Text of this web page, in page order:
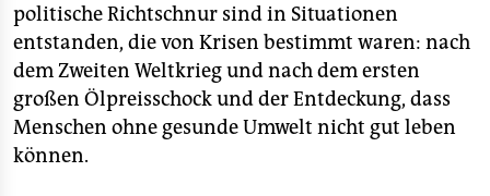
politische Richtschnur sind in Situationen
entstanden, die von Krisen bestimmt waren: nach
dem Zweiten Weltkrieg und nach dem ersten
großen Ölpreisschock und der Entdeckung, dass
Menschen ohne gesunde Umwelt nicht gut leben
können.